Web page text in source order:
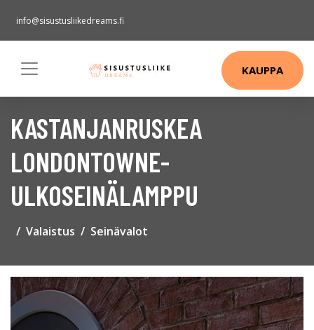
info@sisustusliikedreams.fi
KAUPPA
KASTANJANRUSKEA
LONDONTOWNE-
ULKOSEINÄLAMPPU
Valaistus Seinävalot